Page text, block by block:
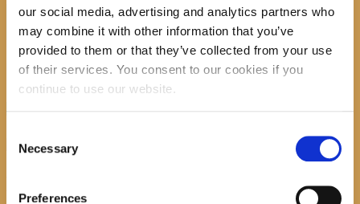
our social media, advertising and analytics partners who
may combine it with other information that you’ve
provided to them or that they’ve collected from your use
of their services. You consent to our cookies if you
continue to use our website.
Selection
Necessary
Preferences
Search
recent posts